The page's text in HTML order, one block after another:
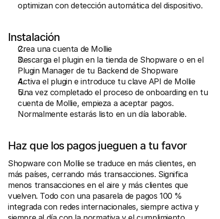
optimizan con detección automática del dispositivo.
Instalación
Crea una cuenta de Mollie
Descarga el plugin en la tienda de Shopware o en el
Plugin Manager de tu Backend de Shopware
Activa el plugin e introduce tu clave API de Mollie
Una vez completado el proceso de onboarding en tu
cuenta de Mollie, empieza a aceptar pagos.
Normalmente estarás listo en un día laborable.
Haz que los pagos jueguen a tu favor
Shopware con Mollie se traduce en más clientes, en
más países, cerrando más transacciones. Significa
menos transacciones en el aire y más clientes que
vuelven. Todo con una pasarela de pagos 100 %
integrada con redes internacionales, siempre activa y